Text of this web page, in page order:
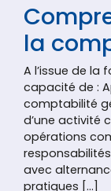
la
A l’issue de la
capacité de :
comptabilité
d’une activité
opérations
avec
pratiques […]